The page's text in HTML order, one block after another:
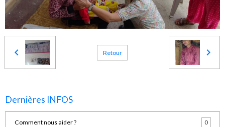
Retour
Dernières INFOS
Comment nous aider ? 0